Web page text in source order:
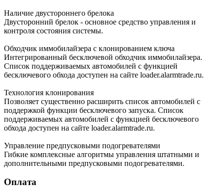
Наличие двустороннего брелока
Двусторонний брелок - основное средство управления и
контроля состояния системы.
Обходчик иммобилайзера с клонированием ключа
Интегрированный бесключевой обходчик иммобилайзера.
Список поддерживаемых автомобилей с функцией
бесключевого обхода доступен на сайте loader.alarmtrade.ru.
Технология клонирования
Позволяет существенно расширить список автомобилей с
поддержкой функции бесключевого запуска. Список
поддерживаемых автомобилей с функцией бесключевого
обхода доступен на сайте loader.alarmtrade.ru.
Управление предпусковыми подогревателями
Гибкие комплексные алгоритмы управления штатными и
дополнительными предпусковыми подогревателями.
Оплата